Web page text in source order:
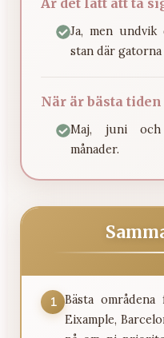
Ja, men undvik
stan där gatorna
När är bästa
Maj, juni och
månader.
1 Bästa
Eixample,